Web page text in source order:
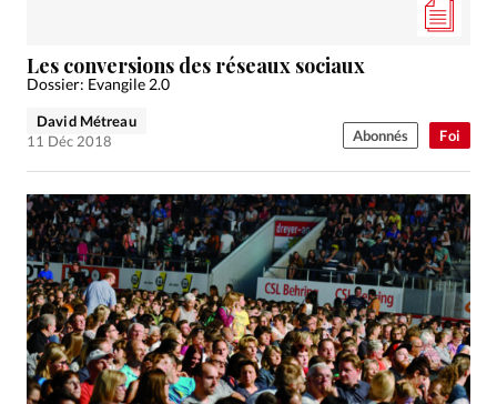
Foi
Les conversions des réseaux sociaux
Dossier: Evangile 2.0
David Métreau
11 Déc 2018
Abonnés